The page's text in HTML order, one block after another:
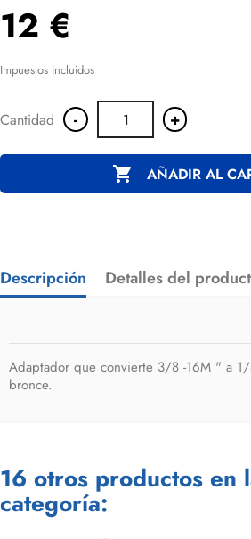
12 €
Impuestos incluidos
Cantidad - +
 AÑADIR AL
Descripción Detalles del
Adaptador que convierte 3/8 -16M " a
bronce.
16 otros productos en
categoría: